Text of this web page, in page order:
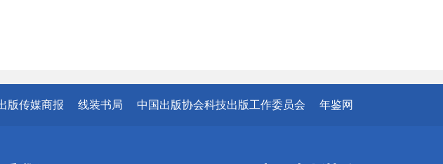
版传媒商报 线装书局 中国出版协会科技出版工作委员会 年鉴网